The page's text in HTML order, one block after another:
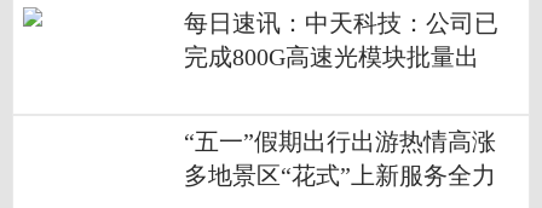
每日速讯：中天科技：公司已
完成800G高速光模块批量出
“五一”假期出行出游热情高涨
多地景区“花式”上新服务全力